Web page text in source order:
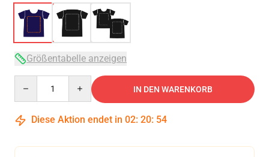
Größentabelle anzeigen
IN DEN WARENKORB
Diese Aktion endet in 02: 20: 53